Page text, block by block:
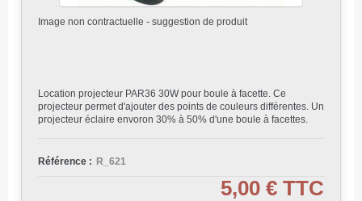
Image non contractuelle - suggestion de produit
Location projecteur PAR36 30W pour boule à facette. Ce
projecteur permet d'ajouter des points de couleurs différentes. Un
projecteur éclaire envoron 30% à 50% d'une boule à facettes.
Référence : R_621
5,00 € TTC